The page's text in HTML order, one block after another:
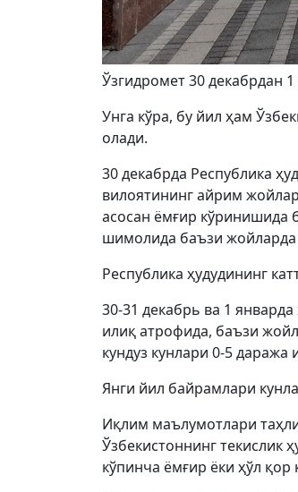
Ўзгидромет 30 декабрдан
Унга кўра, бу йил ҳам
олади.
30 декабрда Республика
вилоятининг айрим
асосан ёмғир кўринишида
шимолида баъзи жойларда
Республика ҳудудининг
30-31 декабрь ва 1
илиқ атрофида, баъзи
кундуз кунлари 0-5 даража
Янги йил байрамлари
Иқлим маълумотлари
Ўзбекистоннинг текислик
кўпинча ёмғир ёки ҳўл